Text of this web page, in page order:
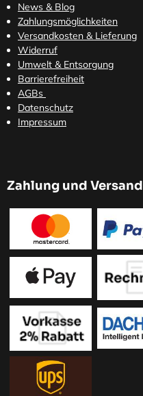
News & Blog
Zahlungsmöglichkeiten
Versandkosten & Lieferung
Widerruf
Umwelt & Entsorgung
Barrierefreiheit
AGBs
Datenschutz
Impressum
Zahlung und Versand